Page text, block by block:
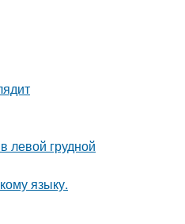
левой грудной
языку.